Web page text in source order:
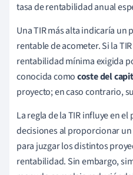
tasa de rentabilidad anual
Una TIR más alta indicaría
rentable de acometer. Si la
rentabilidad mínima exigida
conocida comocoste del
proyecto; en caso contrario,
La regla de la TIR influye en
decisiones al proporcionar
para juzgar los distintos
rentabilidad. Sin embargo,